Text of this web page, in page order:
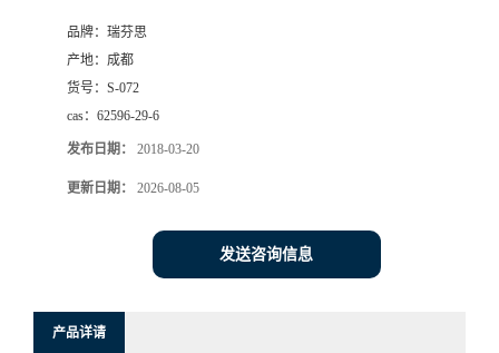
联
品牌： 瑞芬思
产地： 成都
货号： S-072
cas： 62596-29-6
发布日期： 2018-03-20
更新日期： 2026-08-05
发送咨询信息
产品详请